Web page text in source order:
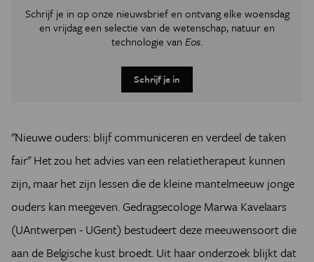
Schrijf je in op onze nieuwsbrief en ontvang elke woensdag
en vrijdag een selectie van de wetenschap, natuur en
technologie van Eos.
Schrijf je in
"Nieuwe ouders: blijf communiceren en verdeel de taken
fair" Het zou het advies van een relatietherapeut kunnen
zijn, maar het zijn lessen die de kleine mantelmeeuw jonge
ouders kan meegeven. Gedragsecologe Marwa Kavelaars
(UAntwerpen - UGent) bestudeert deze meeuwensoort die
aan de Belgische kust broedt. Uit haar onderzoek blijkt dat